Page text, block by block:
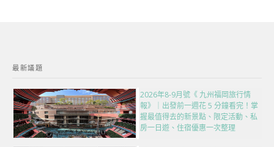
最新議題
2026年8-9月號《 九州福岡旅行情
報》｜出發前一週花 5 分鐘看完！掌
握最值得去的新景點、限定活動、私
房一日遊、住宿優惠一次整理